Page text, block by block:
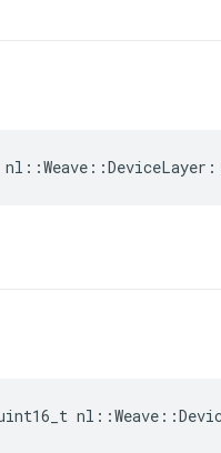
nl ::Weave ::DeviceLayer